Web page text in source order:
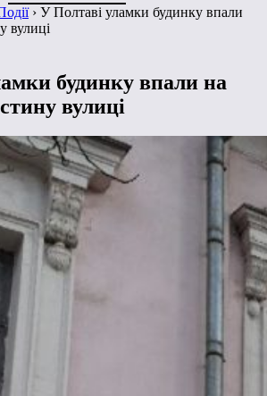
› У Полтаві уламки будинку впали
вулиці
будинку впали на
вулиці